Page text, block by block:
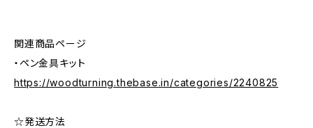
関連商品ページ
・ペン金具キット
https://woodturning.thebase.in/categories/2240825
☆発送方法